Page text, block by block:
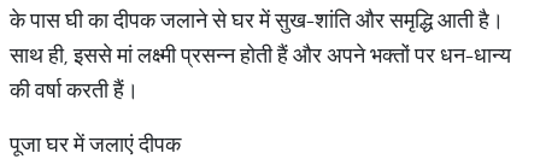
के पास घी का दीपक जलाने से घर में सुख-शांति और समृद्धि आती है।
साथ ही, इससे मां लक्ष्मी प्रसन्न होती हैं और अपने भक्तों पर धन-धान्य
की वर्षा करती हैं।
पूजा घर में जलाएं दीपक